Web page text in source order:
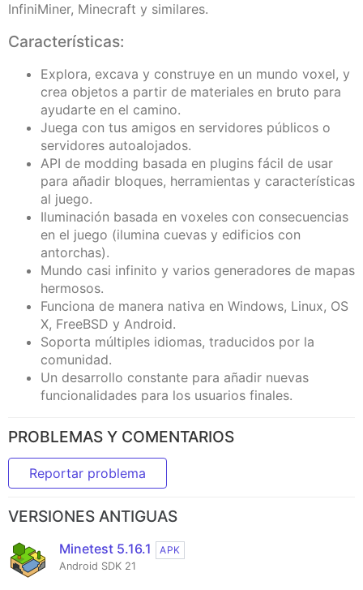
InfiniMiner, Minecraft y similares.
Características:
Explora, excava y construye en un mundo voxel, y
crea objetos a partir de materiales en bruto para
ayudarte en el camino.
Juega con tus amigos en servidores públicos o
servidores autoalojados.
API de modding basada en plugins fácil de usar
para añadir bloques, herramientas y características
al juego.
Iluminación basada en voxeles con consecuencias
en el juego (ilumina cuevas y edificios con
antorchas).
Mundo casi infinito y varios generadores de mapas
hermosos.
Funciona de manera nativa en Windows, Linux, OS
X, FreeBSD y Android.
Soporta múltiples idiomas, traducidos por la
comunidad.
Un desarrollo constante para añadir nuevas
funcionalidades para los usuarios finales.
PROBLEMAS Y COMENTARIOS
Reportar problema
VERSIONES ANTIGUAS
Minetest 5.16.1
APK
Android SDK 21